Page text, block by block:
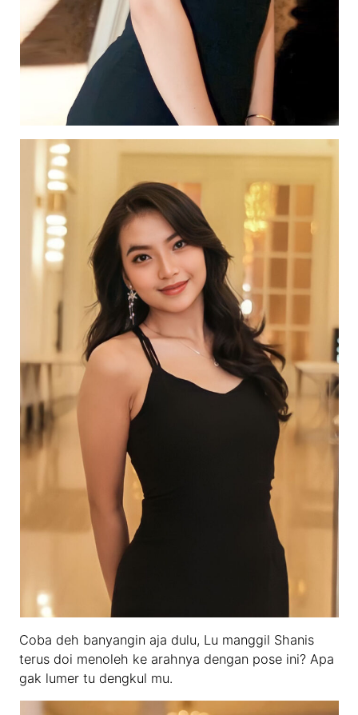
Coba deh banyangin aja dulu, Lu manggil Shanis
terus doi menoleh ke arahnya dengan pose ini? Apa
gak lumer tu dengkul mu.